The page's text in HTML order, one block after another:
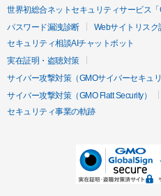
世界初総合ネットセキュリティサービス「
パスワード漏洩診断
Webサイトリスク
セキュリティ相談AIチャットボット
実在証明・盗聴対策
サイバー攻撃対策（GMOサイバーセキュ
サイバー攻撃対策（GMO Flatt Security）
セキュリティ事業の軌跡